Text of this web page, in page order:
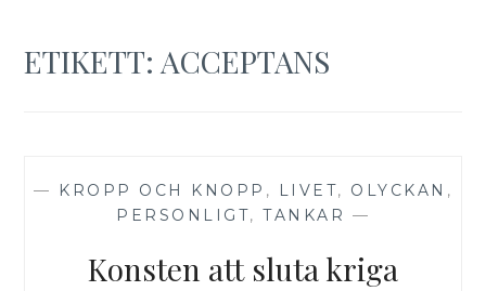
ETIKETT: ACCEPTANS
— KROPP OCH KNOPP , LIVET, OLYCKAN ,
PERSONLIGT, TANKAR —
Konsten att sluta kriga